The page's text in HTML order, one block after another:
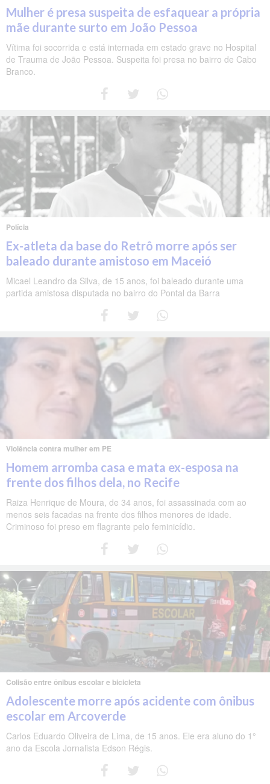
Mulher é presa suspeita de esfaquear a própria
mãe durante surto em João Pessoa
Vítima foi socorrida e está internada em estado grave no Hospital
de Trauma de João Pessoa. Suspeita foi presa no bairro de Cabo
Branco.
Polícia
Ex-atleta da base do Retrô morre após ser
baleado durante amistoso em Maceió
Micael Leandro da Silva, de 15 anos, foi baleado durante uma
partida amistosa disputada no bairro do Pontal da Barra
Violência contra mulher em PE
Homem arromba casa e mata ex-esposa na
frente dos filhos dela, no Recife
Raiza Henrique de Moura, de 34 anos, foi assassinada com ao
menos seis facadas na frente dos filhos menores de idade.
Criminoso foi preso em flagrante pelo feminicídio.
Colisão entre ônibus escolar e bicicleta
Adolescente morre após acidente com ônibus
escolar em Arcoverde
Carlos Eduardo Oliveira de Lima, de 15 anos. Ele era aluno do 1°
ano da Escola Jornalista Edson Régis.